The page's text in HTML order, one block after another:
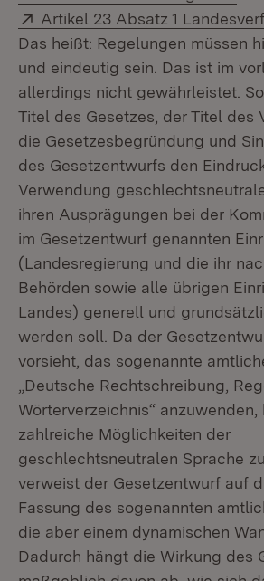
Extern:
Artikel 23 Absatz 1
Das heißt: Regelungen müssen
und eindeutig sein. Das ist im
allerdings nicht gewährleistet.
Titel des Gesetzes, der Titel des
die Gesetzesbegründung und
des Gesetzentwurfs den
Verwendung
ihren Ausprägungen bei der
im Gesetzentwurf genannten
(Landesregierung und die ihr
Behörden sowie alle übrigen
Landes) generell und
werden soll. Da der
vorsieht, das sogenannte
„Deutsche Rechtschreibung,
Wörterverzeichnis“ anzuwenden,
zahlreiche Möglichkeiten der
geschlechtsneutralen Sprache
verweist der Gesetzentwurf auf
Fassung des sogenannten
die aber einem dynamischen
Dadurch hängt die Wirkung des